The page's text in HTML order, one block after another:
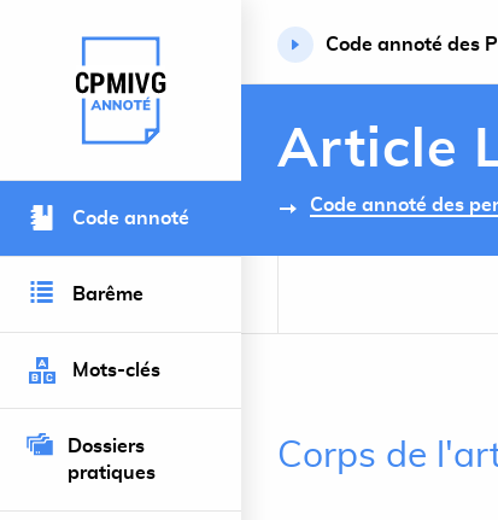
Retour à l’accueil du site
Code annoté
Barême
Mots-clés
Dossiers
pratiques
Code annoté des
Article
Code annoté des
Corps de